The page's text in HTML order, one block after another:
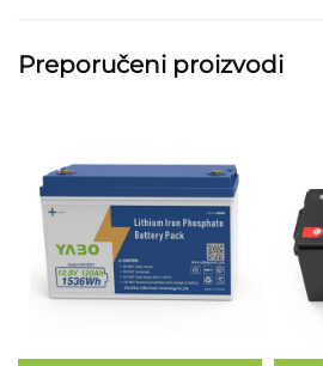
Preporučeni proizvodi